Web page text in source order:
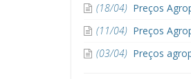
(18/04) Preços
(11/04) Preços
(03/04) Preços